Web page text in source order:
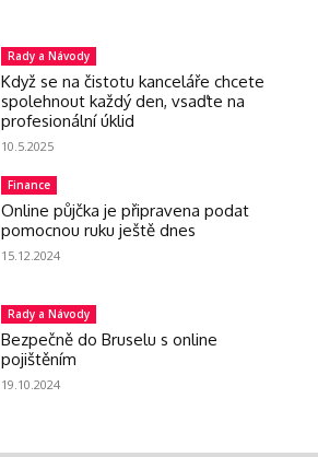
Rady a Návody
Když se na čistotu kanceláře chcete
spolehnout každý den, vsaďte na
profesionální úklid
10.5.2025
Finance
Online půjčka je připravena podat
pomocnou ruku ještě dnes
15.12.2024
Rady a Návody
Bezpečně do Bruselu s online
pojištěním
19.10.2024